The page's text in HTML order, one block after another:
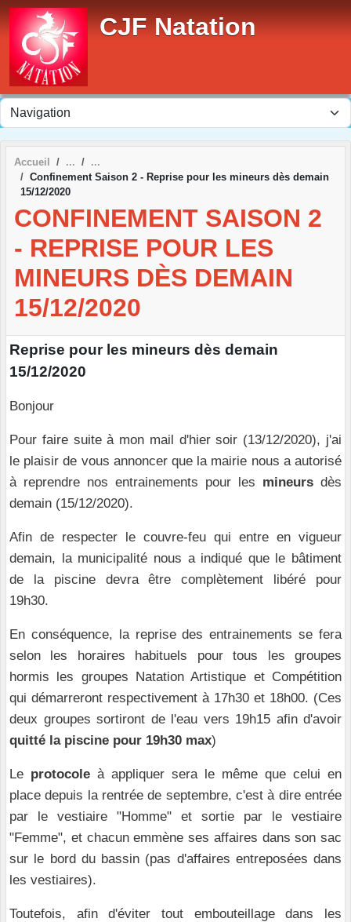
CJF Natation
Accueil
Confinement Saison 2 - Reprise pour les mineurs dès demain
15/12/2020
CONFINEMENT SAISON 2
- REPRISE POUR LES
MINEURS DÈS DEMAIN
15/12/2020
Reprise pour les mineurs dès demain
15/12/2020
Bonjour
Pour faire suite à mon mail d'hier soir (13/12/2020), j'ai
le plaisir de vous annoncer que la mairie nous a autorisé
à reprendre nos entrainements pour les mineurs dès
demain (15/12/2020).
Afin de respecter le couvre-feu qui entre en vigueur
demain, la municipalité nous a indiqué que le bâtiment
de la piscine devra être complètement libéré pour
19h30.
En conséquence, la reprise des entrainements se fera
selon les horaires habituels pour tous les groupes
hormis les groupes Natation Artistique et Compétition
qui démarreront respectivement à 17h30 et 18h00. (Ces
deux groupes sortiront de l'eau vers 19h15 afin d'avoir
quitté la piscine pour 19h30 max)
Le protocole à appliquer sera le même que celui en
place depuis la rentrée de septembre, c'est à dire entrée
par le vestiaire "Homme" et sortie par le vestiaire
"Femme", et chacun emmène ses affaires dans son sac
sur le bord du bassin (pas d'affaires entreposées dans
les vestiaires).
Toutefois, afin d'éviter tout embouteillage dans les
Panneau de gestion des cookies